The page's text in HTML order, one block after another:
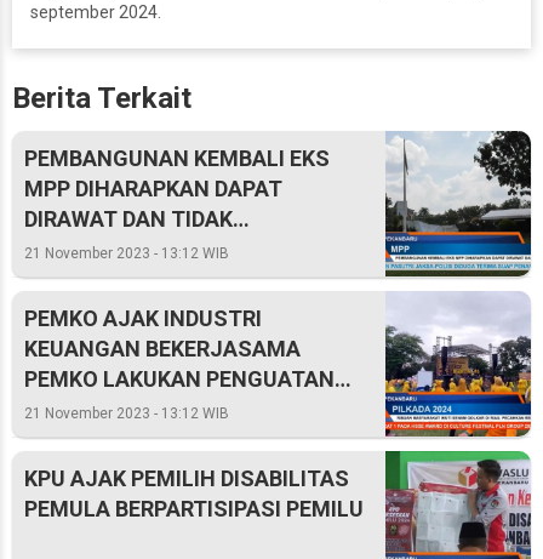
september 2024.
Berita Terkait
PEMBANGUNAN KEMBALI EKS
MPP DIHARAPKAN DAPAT
DIRAWAT DAN TIDAK
TERBENGKALAI
21 November 2023 - 13:12 WIB
PEMKO AJAK INDUSTRI
KEUANGAN BEKERJASAMA
PEMKO LAKUKAN PENGUATAN
UMKM
21 November 2023 - 13:12 WIB
KPU AJAK PEMILIH DISABILITAS
PEMULA BERPARTISIPASI PEMILU